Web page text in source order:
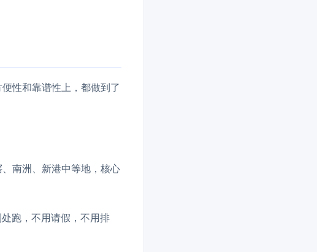
便性和靠谱性上，都做到了
南洲、新港中等地，核心
跑，不用请假，不用排